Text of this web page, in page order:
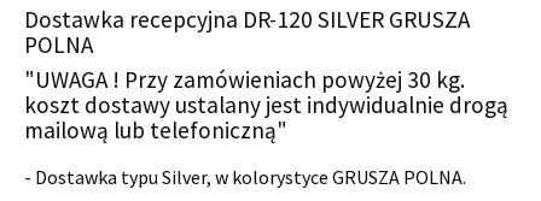
Dostawka recepcyjna DR-120 SILVER GRUSZA
POLNA
"UWAGA ! Przy zamówieniach powyżej 30 kg.
koszt dostawy ustalany jest indywidualnie drogą
mailową lub telefoniczną"
- Dostawka typu Silver, w kolorystyce GRUSZA POLNA.